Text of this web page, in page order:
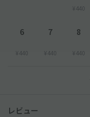
¥440
6
¥440
7
¥440
8
¥440
レビュー